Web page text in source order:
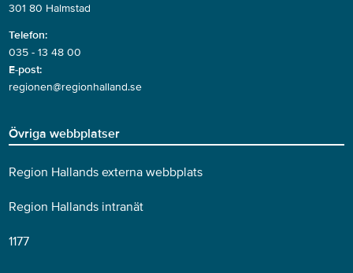
301 80 Halmstad
Telefon:
035 - 13 48 00
E-post:
regionen@regionhalland.se
Övriga webbplatser
Region Hallands externa webbplats
Region Hallands intranät
1177